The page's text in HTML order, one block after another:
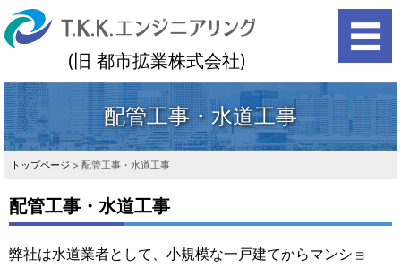
(旧 都市拡業株式会社)
search
配管工事・水道工事
トップページ > 配管工事・水道工事
配管工事・水道工事
弊社は水道業者として、小規模な一戸建てからマンショ